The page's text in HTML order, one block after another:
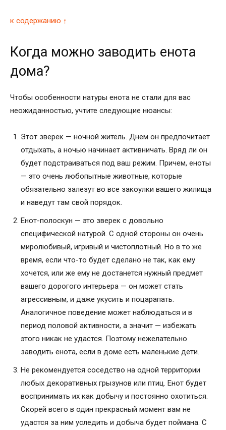
к содержанию ↑
Когда можно заводить енота
дома?
Чтобы особенности натуры енота не стали для вас
неожиданностью, учтите следующие нюансы:
Этот зверек — ночной житель. Днем он предпочитает
отдыхать, а ночью начинает активничать. Вряд ли он
будет подстраиваться под ваш режим. Причем, еноты
— это очень любопытные животные, которые
обязательно залезут во все закоулки вашего жилища
и наведут там свой порядок.
Енот-полоскун — это зверек с довольно
специфической натурой. С одной стороны он очень
миролюбивый, игривый и чистоплотный. Но в то же
время, если что-то будет сделано не так, как ему
хочется, или же ему не достанется нужный предмет
вашего дорогого интерьера — он может стать
агрессивным, и даже укусить и поцарапать.
Аналогичное поведение может наблюдаться и в
период половой активности, а значит — избежать
этого никак не удастся. Поэтому нежелательно
заводить енота, если в доме есть маленькие дети.
Не рекомендуется соседство на одной территории
любых декоративных грызунов или птиц. Енот будет
воспринимать их как добычу и постоянно охотиться.
Скорей всего в один прекрасный момент вам не
удастся за ним уследить и добыча будет поймана. С